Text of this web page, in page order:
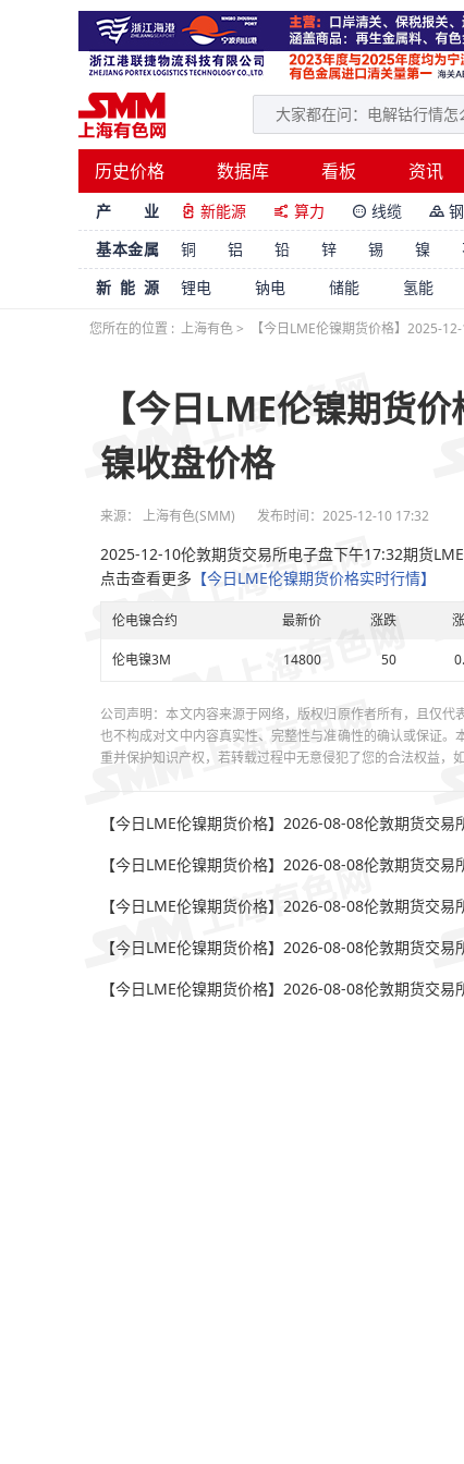
历史价格 数据库 看板 资讯
产 业  新能源  算力  线缆 
基本金属
铜 铝 铅 锌 锡 镍
新能源
锂电 钠电 储能 氢能
您所在的位置 : 上海有色> 【今日LME伦镍期货价格】2025-
【今日LME伦镍期货
镍收盘价格
来源： 上海有色(SMM) 发布时间：2025-12-10 17:32
2025-12-10伦敦期货交易所电子盘下午17:32期货
点击查看更多 【今日LME伦镍期货价格实时行情】
伦电镍合约 最新价 涨跌
伦电镍3M 14800 50
公司声明：本文内容来源于网络，版权归原作者所有，且仅
也不构成对文中内容真实性、完整性与准确性的确认或保证
重并保护知识产权，若转载过程中无意侵犯了您的合法权益，